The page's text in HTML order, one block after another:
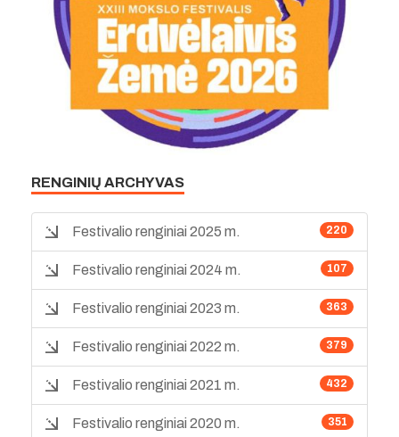
RENGINIŲ ARCHYVAS
220
Festivalio renginiai 2025 m.
107
Festivalio renginiai 2024 m.
363
Festivalio renginiai 2023 m.
379
Festivalio renginiai 2022 m.
432
Festivalio renginiai 2021 m.
351
Festivalio renginiai 2020 m.